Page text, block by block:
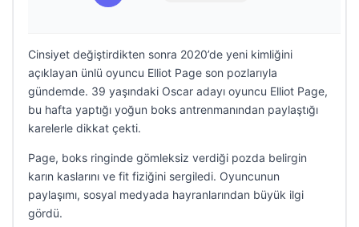
Cinsiyet değiştirdikten sonra 2020’de yeni kimliğini
açıklayan ünlü oyuncu Elliot Page son pozlarıyla
gündemde. 39 yaşındaki Oscar adayı oyuncu Elliot Page,
bu hafta yaptığı yoğun boks antrenmanından paylaştığı
karelerle dikkat çekti.
Page, boks ringinde gömleksiz verdiği pozda belirgin
karın kaslarını ve fit fiziğini sergiledi. Oyuncunun
paylaşımı, sosyal medyada hayranlarından büyük ilgi
gördü.